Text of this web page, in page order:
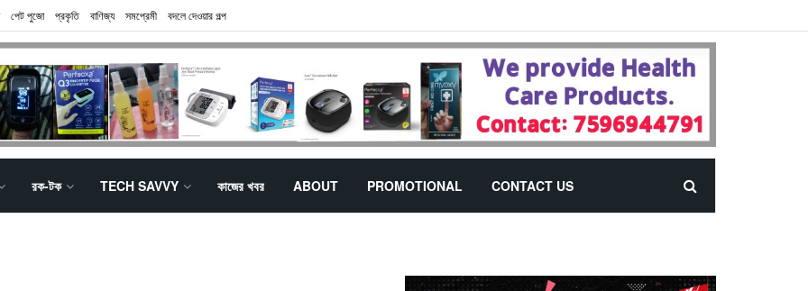
পেট পুজো প্রকৃতি বাণিজ্য সমপ্রেমী বদলে দেওয়ার গল্প
রক-টক TECH SAVVY কাজের খবর ABOUT PROMOTIONAL CONTACT US